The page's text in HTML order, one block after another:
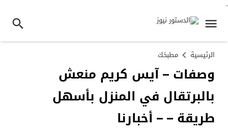
.
الرئيسية مطبخك
وصفات – آيس كريم منعش
بالبرتقال في المنزل بأسهل
طريقة – – أخبارنا